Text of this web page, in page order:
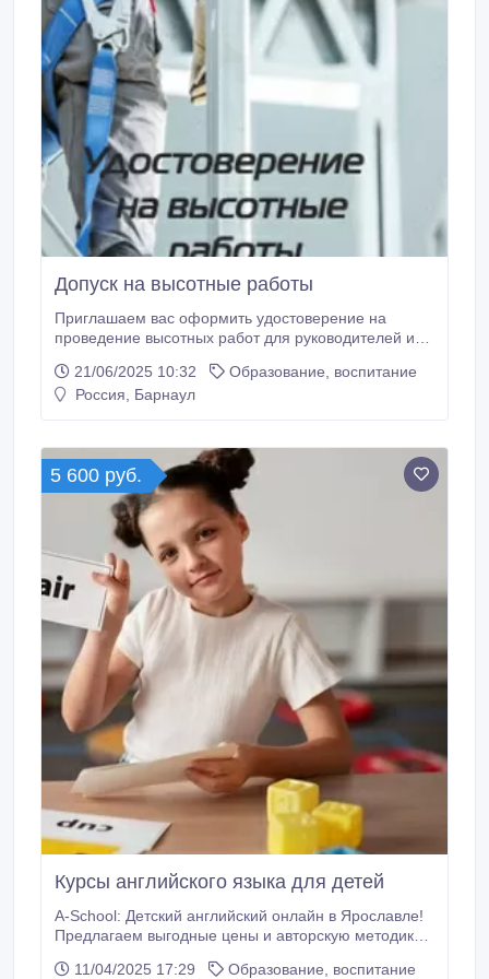
Допуск на высотные работы
Приглашаем вас оформить удостоверение на
проведение высотных работ для руководителей и
групп. Стоимость услуг варьируется от 3700 до 4700
рублей, в зависимости от группы. Вся процедура
удостоверения на проведение высотных работ
требуется минимальный пакет документов.
21/06/2025 10:32
Образование, воспитание
Россия, Барнаул
5 600 руб.
Курсы английского языка для детей
A-School: Детский английский онлайн в Ярославле!
Предлагаем выгодные цены и авторскую методику
подход. Помогите ребенку полюбить английский!
11/04/2025 17:29
Образование, воспитание